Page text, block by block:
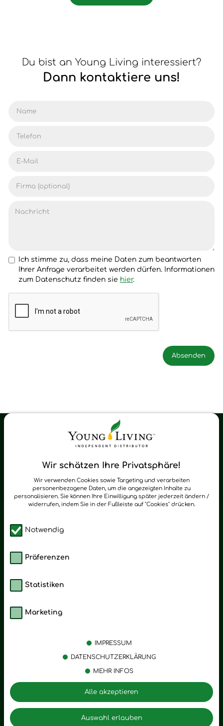
Du bist an Young Living interessiert?
Dann kontaktiere uns!
Ich stimme zu, dass meine Daten zum beantworten
Ihrer Anfrage verarbeitet werden dürfen. Informationen
zum Datenschutz finden sie hier.
Wir schätzen Ihre Privatsphäre!
Wir verwenden Cookies sowie Targeting und verarbeiten
personenbezogene Daten, um die angezeigten Inhalte zu
personalisieren. Sie können Ihre Einwilligung später jederzeit ändern /
widerrufen, indem Sie in der Fußleiste auf "Cookies" drücken.
Notwendig
Präferenzen
Statistiken
Marketing
IMPRESSUM
DATENSCHUTZERKLÄRUNG
MEHR INFOS
Auswahl erlauben
Alle akzeptieren
Young Living Shop-Oil Newsletter
zum Newsletter anmelden
Zuhause
Stress
Entspannung
Trauer
Romantik
Motivation